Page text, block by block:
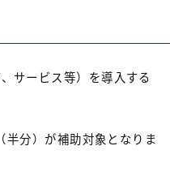
サービス等）を導入する
分）が補助対象となりま